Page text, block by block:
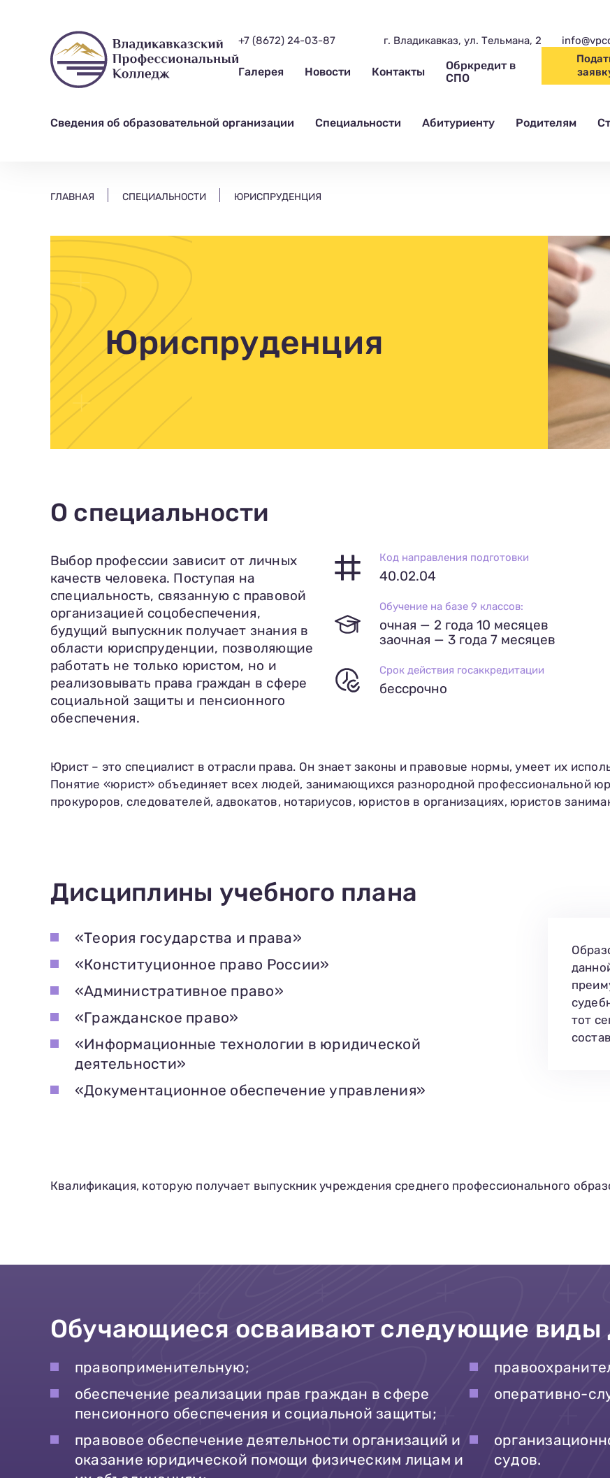
+7 (8672) 24-03-87 г. Владикавказ, ул. Тельмана, 2
Галерея Новости Контакты
Обркредит в
СПО
Сведения об образовательной организации Специальности Абитуриенту Родителям
ГЛАВНАЯ СПЕЦИАЛЬНОСТИ ЮРИСПРУДЕНЦИЯ
Юриспруденция
О специальности
Выбор профессии зависит от личных
качеств человека. Поступая на
специальность, связанную с правовой
организацией соцобеспечения,
будущий выпускник получает знания в
области юриспруденции, позволяющие
работать не только юристом, но и
реализовывать права граждан в сфере
социальной защиты и пенсионного
обеспечения.
Код направления подготовки
40.02.04
Обучение на базе 9 классов:
очная — 2 года 10 месяцев
заочная — 3 года 7 месяцев
Срок действия госаккредитации
бессрочно
Юрист – это специалист в отрасли права. Он знает законы и правовые нормы, умеет их
Понятие «юрист» объединяет всех людей, занимающихся разнородной профессиональной
прокуроров, следователей, адвокатов, нотариусов, юристов в организациях, юристов
Дисциплины учебного плана
«Теория государства и права»
«Конституционное право России»
«Административное право»
«Гражданское право»
«Информационные технологии в юридической
деятельности»
«Документационное обеспечение управления»
тот
Квалификация, которую получает выпускник учреждения среднего профессионального
Обучающиеся осваивают следующие виды
правоприменительную;
обеспечение реализации прав граждан в сфере
пенсионного обеспечения и социальной защиты;
оперативно-
правовое обеспечение деятельности организаций и
оказание юридической помощи физическим лицам и
судов.